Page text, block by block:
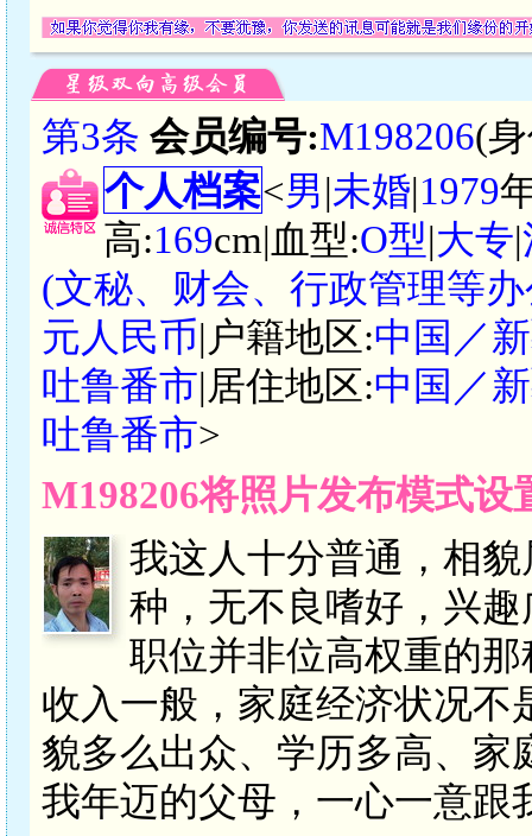
第3条 会员编号:M198206(
个人档案<男|未婚|1979
高:169cm|血型:O型|大专|
(文秘、财会、行政管理等
元人民币|户籍地区:中国／
吐鲁番市|居住地区:中国／
吐鲁番市>
M198206将照片发布模式
我这人十分普通，相
种，无不良嗜好，兴
职位并非位高权重的
收入一般，家庭经济状况不
貌多么出众、学历多高、家
我年迈的父母，一心一意跟